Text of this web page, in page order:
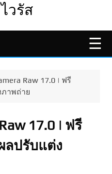
วรัส
Raw 17.0 | ฟรี
าพถ่าย
17.0 | ฟรี
ลปรับแต่ง